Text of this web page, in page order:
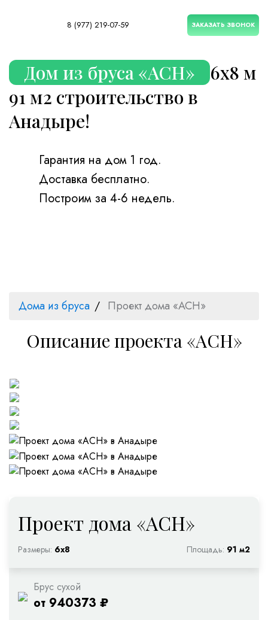
8 (977) 219-07-59 ЗАКАЗАТЬ ЗВОНОК
Дом из бруса «ACH»
6х8 м
91 м2 строительство в
Анадыре!
Гарантия на дом 1 год.
Доставка бесплатно.
Построим за 4-6 недель.
Дома из бруса Проект дома «ACH»
Описание проекта «ACH»
Проект дома «ACH»
Размеры: 6х8 Площадь: 91 м2
Брус сухой
от 940373 ₽